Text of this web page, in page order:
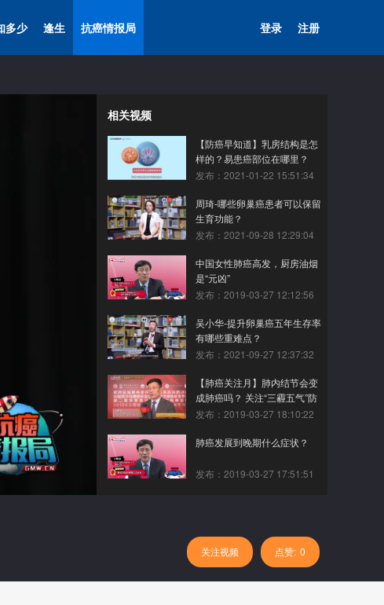
多少 逢生 抗癌情报局 注册
登录
相关视频
【防癌早知道】乳房结构是怎
样的？易患癌部位在哪里？
发布：2021-01-22 15:51:34
周琦-哪些卵巢癌患者可以保留
生育功能？
发布：2021-09-28 12:29:04
中国女性肺癌高发，厨房油烟
是“元凶”
发布：2019-03-27 12:12:56
吴小华-提升卵巢癌五年生存率
有哪些重难点？
发布：2021-09-27 12:37:32
【肺癌关注月】肺内结节会变
成肺癌吗？ 关注“三霾五气”防
肺癌
发布：2019-03-27 18:10:22
肺癌发展到晚期什么症状？
发布：2019-03-27 17:51:51
点赞: 0
关注视频